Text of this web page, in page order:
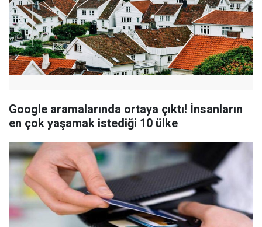
Google aramalarında ortaya çıktı! İnsanların
en çok yaşamak istediği 10 ülke